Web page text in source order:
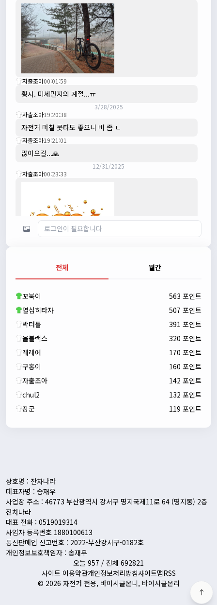
자출조아00:01:59
황사. 미세먼지의 계절...ㅠ
3/28/2025
자출조아19:20:38
자전거 며칠 못타도 좋으니 비 좀 ㄴ
자출조아19:21:01
많이오길...🙏
12/31/2025
자출조아00:23:33
새해 복많이 받으세요!!
자출조아00:23:55
새해 복많이 받으세요!!
전체 월간
꼬북이
563 포인트
열심히타자
507 포인트
박터틀
391 포인트
올블랙스
320 포인트
레레에
170 포인트
구홍이
160 포인트
자출조아
142 포인트
chul2
132 포인트
장군
119 포인트
상호명 : 잔차나라
대표자명 : 송재우
사업장 주소 : 46773 부산광역시 강서구 명지국제11로 64 (명지동) 2층
잔차나라
대표 전화 : 0519019314
사업자 등록번호 1880100613
통신판매업 신고번호 : 2022-부산강서구-0182호
개인정보보호책임자 : 송재우
오늘 957 / 전체 692821
사이트 이용약관개인정보처리방침사이트맵RSS
© 2026 자전거 전용, 바이시클온니, 바이시클온리